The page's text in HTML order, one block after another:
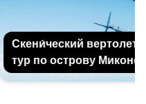
Скени́ческий
тур по острову Миконос